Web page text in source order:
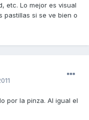
etc. Lo mejor es visual
pastillas si se ve bien o
por la pinza. Al igual el